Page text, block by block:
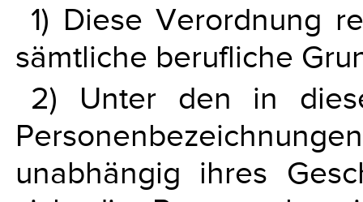
1) Diese Verordnung
sämtliche berufliche
2) Unter den in
unabhängig ihres